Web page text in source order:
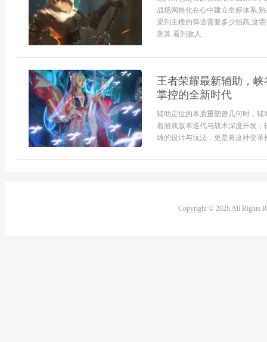
战场网格化在心中建立坐标体系,
梁到主楼的弹道需要多少抬高,这
测算,看到敌人...
王者荣耀最新辅助，
掌控的全新时代
辅助定位的本质重塑曾几何时，
着游戏版本迭代与战术深度开发
雄的设计与玩法，更是将这种变革
Copyright © 2026 All Rights